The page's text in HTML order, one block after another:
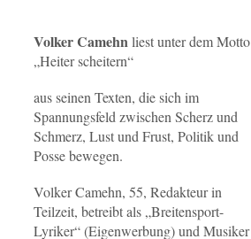
Volker Camehnliest unter dem Motto
„Heiter scheitern“
aus seinen Texten, die sich im
Spannungsfeld zwischen Scherz und
Schmerz, Lust und Frust, Politik und
Posse bewegen.
Volker Camehn, 55, Redakteur in
Teilzeit, betreibt als „Breitensport-
Lyriker“ (Eigenwerbung) und Musiker